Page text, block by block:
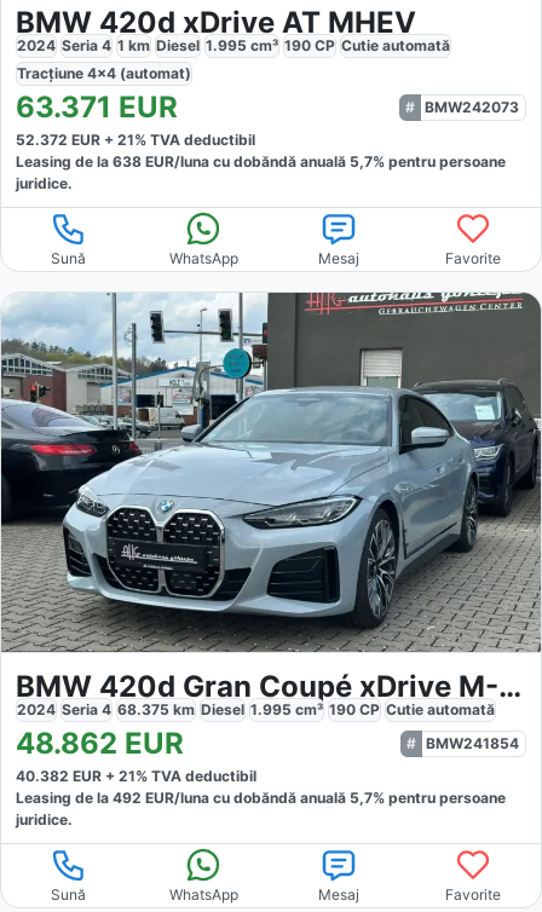
BMW 420d xDrive AT MHEV
2024 Seria 4 1 km Diesel 1.995 cm³ 190 CP Cutie automată
Tracțiune 4x4 (automat)
63.371 EUR
BMW242073
52.372 EUR + 21% TVA deductibil
Leasing de la 638 EUR/luna cu dobăndă anuală 5,7% pentru persoane
juridice.
Sună WhatsApp Mesaj Favorite
BMW 420d Gran Coupé xDrive M-Sport
2024 Seria 4 68.375 km Diesel 1.995 cm³ 190 CP Cutie automată
48.862 EUR
BMW241854
40.382 EUR + 21% TVA deductibil
Leasing de la 492 EUR/luna cu dobăndă anuală 5,7% pentru persoane
juridice.
Sună WhatsApp Mesaj Favorite